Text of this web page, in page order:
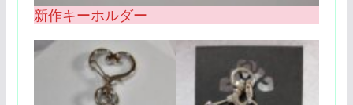
新作キーホルダー